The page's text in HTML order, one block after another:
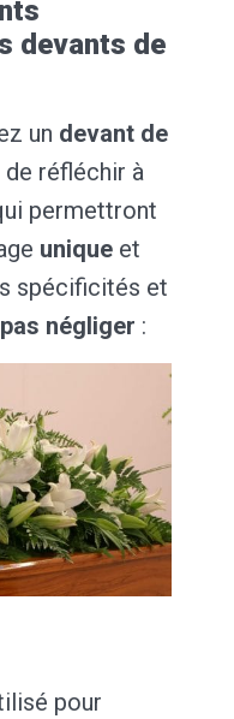
devants de
un devant de
réfléchir à
permettront
unique et
spécificités et
négliger :
pour